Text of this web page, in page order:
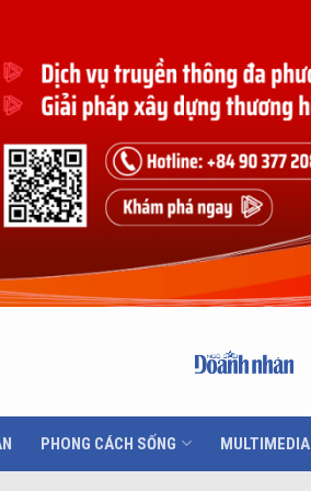
PHONG CÁCH SỐNG MULTIMEDIA